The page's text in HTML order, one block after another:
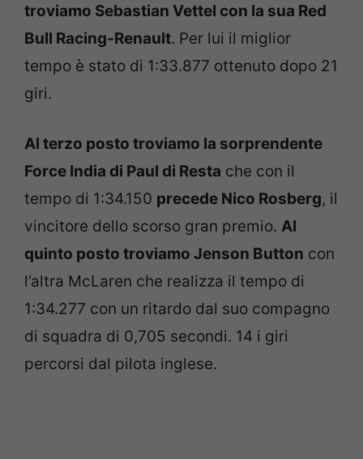
troviamo Sebastian Vettel con la sua Red
Bull Racing-Renault. Per lui il miglior
tempo è stato di 1:33.877 ottenuto dopo 21
giri.
Al terzo posto troviamo la sorprendente
Force India di Paul di Resta che con il
tempo di 1:34.150 precede Nico Rosberg, il
vincitore dello scorso gran premio. Al
quinto posto troviamo Jenson Button con
l’altra McLaren che realizza il tempo di
1:34.277 con un ritardo dal suo compagno
di squadra di 0,705 secondi. 14 i giri
percorsi dal pilota inglese.